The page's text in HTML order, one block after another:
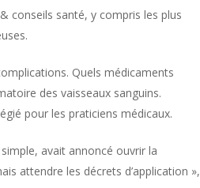
conseils santé, y compris les plus
Quels médicaments
des vaisseaux sanguins.
pour les praticiens médicaux.
avait annoncé ouvrir la
attendre les décrets d’application »,